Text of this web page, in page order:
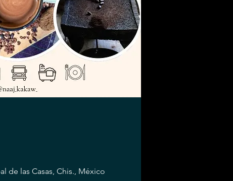
de las Casas, Chis., México